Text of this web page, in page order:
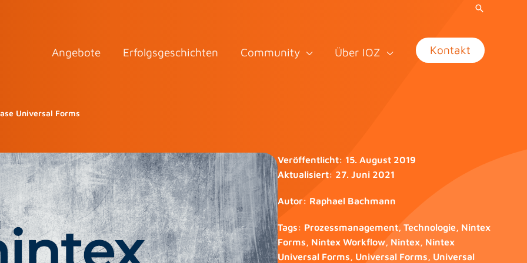
Angebote Erfolgsgeschichten Community Über IOZ Kontakt
Universal Forms
Veröffentlicht: 15. August 2019
Aktualisiert: 27. Juni 2021
Autor: Raphael Bachmann
Tags: Prozessmanagement, Technologie, Nintex
Forms, Nintex Workflow, Nintex, Nintex
Universal Forms, Universal Forms, Universal